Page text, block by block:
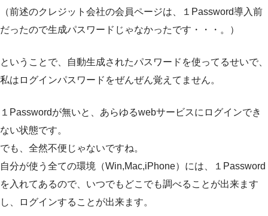
（前述のクレジット会社の会員ページは、１Password導入前
だったので生成パスワードじゃなかったです・・・。）
ということで、自動生成されたパスワードを使ってるせいで、
私はログインパスワードをぜんぜん覚えてません。
１Passwordが無いと、あらゆるwebサービスにログインでき
ない状態です。
でも、全然不便じゃないですね。
自分が使う全ての環境（Win,Mac,iPhone）には、１Password
を入れてあるので、いつでもどこでも調べることが出来ます
し、ログインすることが出来ます。